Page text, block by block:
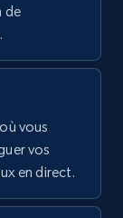
Is
de
vous
vos
en direct.